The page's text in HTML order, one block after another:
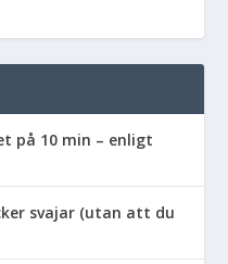
på 10 min – enligt
svajar (utan att du